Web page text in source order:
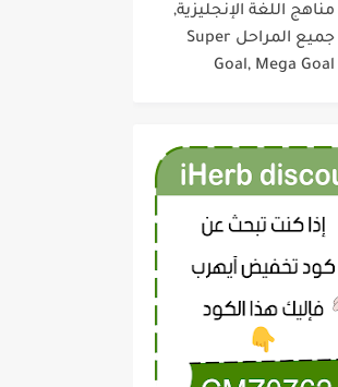
مناهج اللغة الإنجليزية,
جميع المراحل Super
Goal, Mega Goal